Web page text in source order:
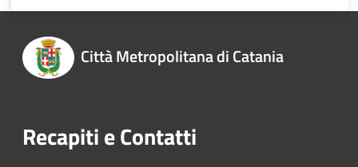
Città Metropolitana di Catania
Recapiti e Contatti